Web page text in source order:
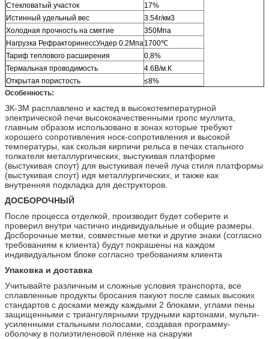
Стекловатый участок
17%
Истинный удельный вес
3.54г/км3
Холодная прочность на смятие
350Мпа
Нагрузка РефракторинессУндер 0.2Мпа1700℃
Тариф теплового расширения
0,8%
Термальная проводимость
4.6В/м.К
Открытая пористость
≤8%
Особенность:
ЗК-ЗМ расплавлено и кастед в высокотемпературной
электрической печи высококачественными гропс муллита,
главным образом использовано в зонах которые требуют
хорошего сопротивления носк-сопротивления и высокой
температуры, как скользя кирпичи рельса в печах стального
толкателя металлургических, выстукивая платформе
(выстукивая споут) для выстукивая печей луча стиля платформы
(выстукивая споут) идя металлургических, и также как
внутренняя подкладка для деструкторов.
ДОСБОРОЧНЫЙ
После процесса отделкой, производит будет соберите и
проверил внутри частично индивидуальные и общие размеры.
Досборочные метки, совместные метки и другие знаки (согласно
требованиям к клиента) будут покрашены на каждом
индивидуальном блоке согласно требованиям клиента
Упаковка и доставка
Учитывайте различным и сложные условия транспорта, все
сплавленные продукты бросания пакуют после самых высоких
стандартов с досками между каждыми 2 блоками, углами пены
защищенными с триангулярными трудными картонами, мульти-
усиленными стальными полосами, создавая программу-
оболочку в полиэтиленовой пленке на снаружи